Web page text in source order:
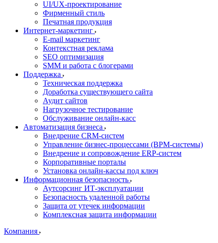
UI/UX-проектирование
Фирменный стиль
Печатная продукция
Интернет-маркетинг
E-mail маркетинг
Контекстная реклама
SEO оптимизация
SMM и работа с блогерами
Поддержка
Техническая поддержка
Доработка существующего сайта
Аудит сайтов
Нагрузочное тестирование
Обслуживание онлайн-касс
Автоматизация бизнеса
Внедрение CRM-систем
Управление бизнес-процессами (BPM-системы)
Внедрение и сопровождение ERP-систем
Корпоративные порталы
Установка онлайн-кассы под ключ
Информационная безопасность
Аутсорсинг ИТ-эксплуатации
Безопасность удаленной работы
Защита от утечек информации
Комплексная защита информации
Компания